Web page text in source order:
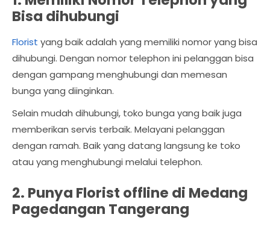
Bisa dihubungi
Florist yang baik adalah yang memiliki nomor yang bisa
dihubungi. Dengan nomor telephon ini pelanggan bisa
dengan gampang menghubungi dan memesan
bunga yang diinginkan.
Selain mudah dihubungi, toko bunga yang baik juga
memberikan servis terbaik. Melayani pelanggan
dengan ramah. Baik yang datang langsung ke toko
atau yang menghubungi melalui telephon.
2. Punya Florist offline di Medang
Pagedangan Tangerang